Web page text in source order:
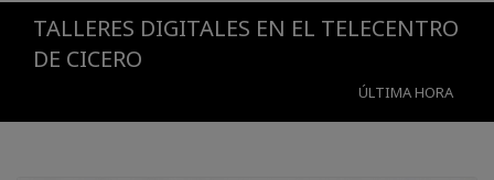
TALLERES DIGITALES EN EL TELECENTRO
DE CICERO
ÚLTIMA HORA